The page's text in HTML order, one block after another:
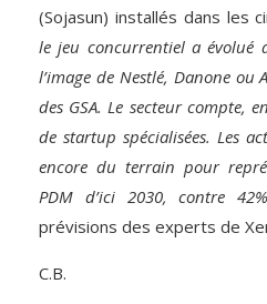
(Sojasun) installés dans les
le jeu concurrentiel a évolué
l’image de Nestlé, Danone ou
des GSA. Le secteur compte,
de startup spécialisées. Les
encore du terrain pour
PDM d’ici 2030, contre
prévisions des experts de
C.B.